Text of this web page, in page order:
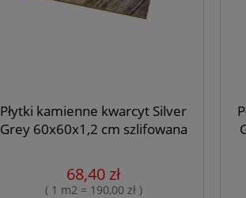
Płytki kamienne kwarcyt Silver
Grey 60x60x1,2 cm szlifowana
68,40 zł
( 1 m2 = 190,00 zł )